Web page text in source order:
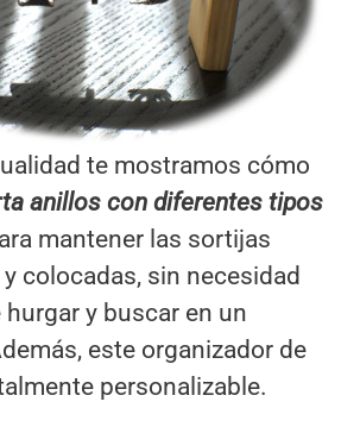
te mostramos cómo
anillos con diferentes tipos
mantener las sortijas
colocadas, sin necesidad
hurgar y buscar en un
este organizador de
personalizable.